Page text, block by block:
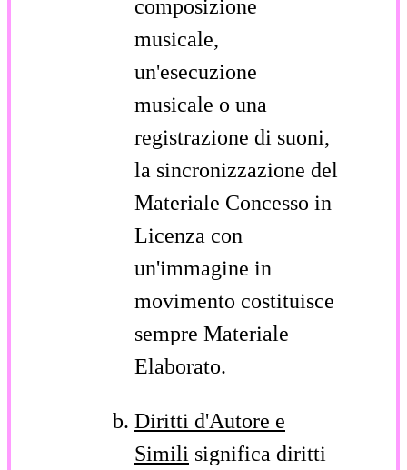
composizione
musicale,
un'esecuzione
musicale o una
registrazione di suoni,
la sincronizzazione del
Materiale Concesso in
Licenza con
un'immagine in
movimento costituisce
sempre Materiale
Elaborato.
Diritti d'Autore e
Simili significa diritti